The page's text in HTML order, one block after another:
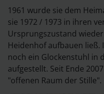
1961 wurde sie dem
sie 1972 / 1973 in ihren
Ursprungszustand
Heidenhof aufbauen ließ.
noch ein Glockenstuhl in
aufgestellt. Seit Ende
"offenen Raum der Stille".